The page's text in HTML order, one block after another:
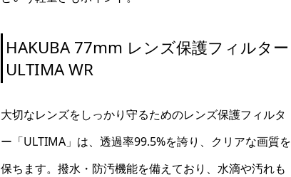
HAKUBA 77mm レンズ保護フィルター
ULTIMA WR
大切なレンズをしっかり守るためのレンズ保護フィルタ
ー「ULTIMA」は、透過率99.5%を誇り、クリアな画質を
保ちます。撥水・防汚機能を備えており、水滴や汚れも